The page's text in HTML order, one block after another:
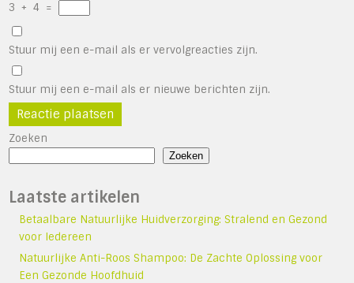
3 + 4 =
Stuur mij een e-mail als er vervolgreacties zijn.
Stuur mij een e-mail als er nieuwe berichten zijn.
Zoeken
Zoeken
Laatste artikelen
Betaalbare Natuurlijke Huidverzorging: Stralend en Gezond
voor Iedereen
Natuurlijke Anti-Roos Shampoo: De Zachte Oplossing voor
Een Gezonde Hoofdhuid